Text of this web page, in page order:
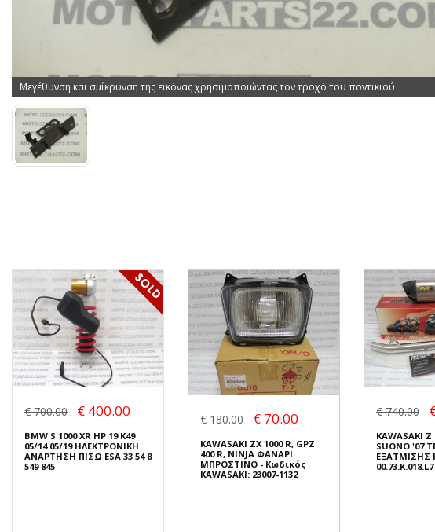
Μεγέθυνση και σμίκρυνση της εικόνας χρησιμοποιώντας τον τροχό του ποντικιού
€ 700.00 € 400.00
BMW S 1000 XR HP 19 K49
05/14 05/19 ΗΛΕΚΤΡΟΝΙΚΗ
ΑΝΑΡΤΗΣΗ ΠΙΣΩ ESA 33 54 8
549 845
€ 180.00 € 70.00
KAWASAKI ZX 1000 R, GPZ
400 R, NINJA ΦΑΝΑΡΙ
ΜΠΡΟΣΤΙΝΟ - Κωδικός
KAWASAKI: 23007-1132
€ 740.00
KAWASAKI Z
SUONO '07
ΕΞΑΤΜΙΣΗΣ
00.73.K.018.L7